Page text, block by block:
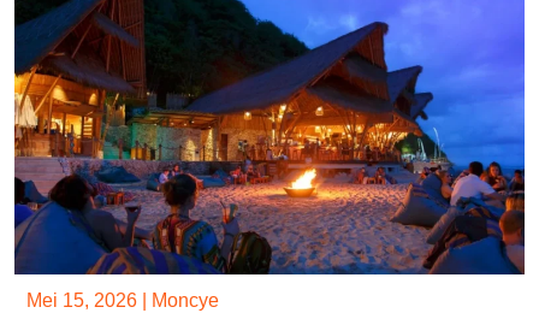
Mei 15, 2026 Moncye